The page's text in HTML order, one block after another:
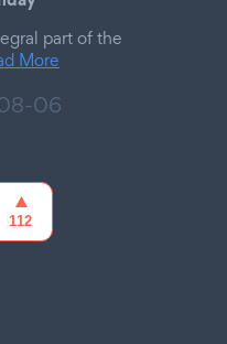
part of the
More
06